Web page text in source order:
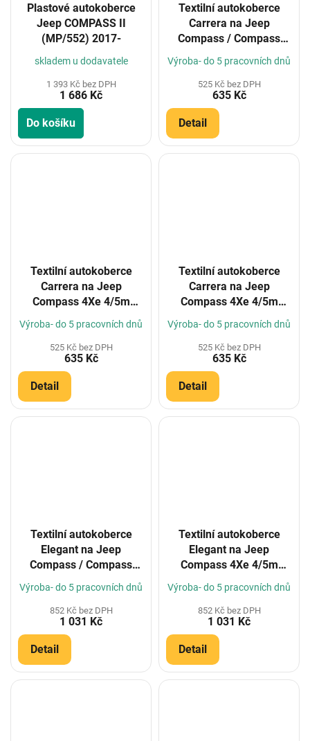
Plastové autokoberce
Jeep COMPASS II
(MP/552) 2017-
skladem u dodavatele
1 393 Kč bez DPH
1 686 Kč
Do košíku
Textilní autokoberce
Carrera na Jeep
Compass / Compass
MHEV 2017-
(Konfigurátor)
Výroba- do 5 pracovních dnů
525 Kč bez DPH
635 Kč
Detail
Textilní autokoberce
Carrera na Jeep
Compass 4Xe 4/5m
Výroba- do 5 pracovních dnů
525 Kč bez DPH
635 Kč
Detail
Textilní autokoberce
Carrera na Jeep
Compass 4Xe 4/5m
Výroba- do 5 pracovních dnů
525 Kč bez DPH
635 Kč
Detail
Textilní autokoberce
Elegant na Jeep
Compass / Compass
(Konfigurátor)
Výroba- do 5 pracovních dnů
852 Kč bez DPH
1 031 Kč
Detail
Textilní autokoberce
Elegant na Jeep
Compass 4Xe 4/5m
Výroba- do 5 pracovních dnů
852 Kč bez DPH
1 031 Kč
Detail